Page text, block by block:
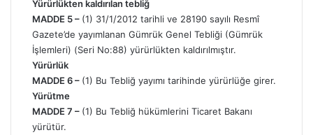
Yürürlükten kaldırılan tebliğ
MADDE 5 – (1) 31/1/2012 tarihli ve 28190 sayılı Resmî
Gazete’de yayımlanan Gümrük Genel Tebliği (Gümrük
İşlemleri) (Seri No:88) yürürlükten kaldırılmıştır.
Yürürlük
MADDE 6 – (1) Bu Tebliğ yayımı tarihinde yürürlüğe girer.
Yürütme
MADDE 7 – (1) Bu Tebliğ hükümlerini Ticaret Bakanı
yürütür.